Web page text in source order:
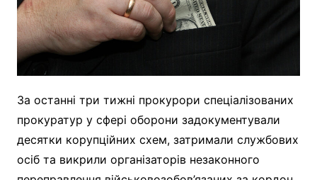
За останні три тижні прокурори спеціалізованих
прокуратур у сфері оборони задокументували
десятки корупційних схем, затримали службових
осіб та викрили організаторів незаконного